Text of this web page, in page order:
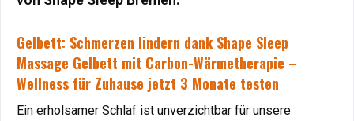
Gelbett: Schmerzen lindern dank Shape Sleep
Massage Gelbett mit Carbon-Wärmetherapie –
Wellness für Zuhause jetzt 3 Monate testen
Ein erholsamer Schlaf ist unverzichtbar für unsere